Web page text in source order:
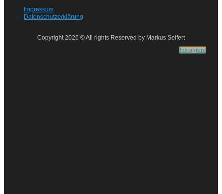
Impressum
Datenschutzerklärung
Copyright 2026 © All rights Reserved by Markus Seifert
Instagram